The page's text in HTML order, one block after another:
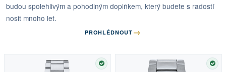
budou spolehlivým a pohodlným doplňkem, který budete s radostí
nosit mnoho let.
PROHLÉDNOUT →
SKLADEM